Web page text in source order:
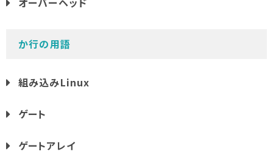
か行の用語
組み込みLinux
ゲート
ゲートアレイ